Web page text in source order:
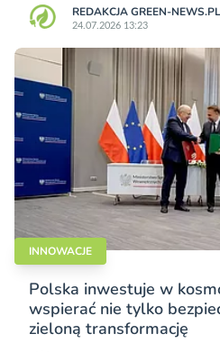
REDAKCJA GREEN-NEWS.PL
24.07.2026 13:23
INNOWACJE
Polska inwestuje w
wspierać nie tylko
zieloną transformację